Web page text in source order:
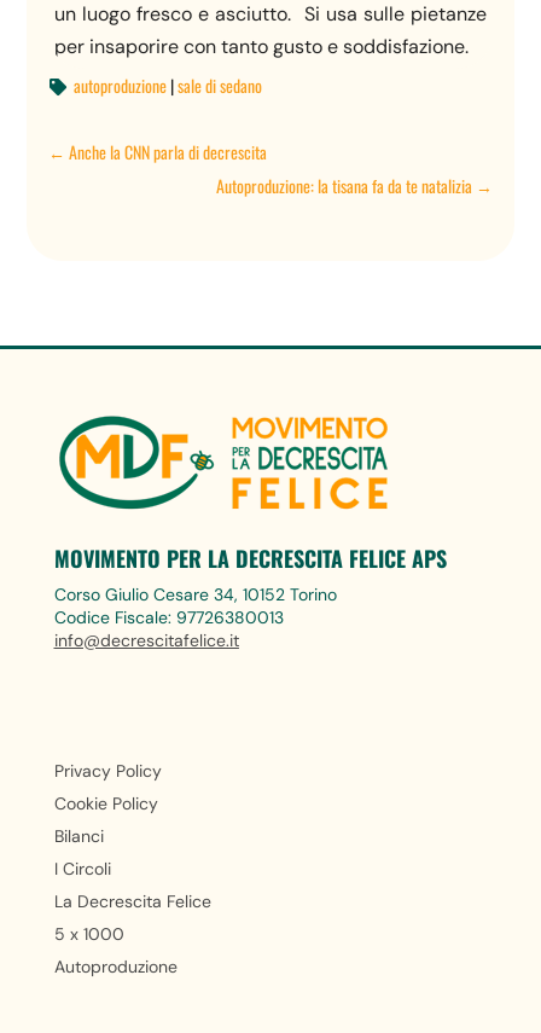
un luogo fresco e asciutto. Si usa sulle pietanze
per insaporire con tanto gusto e soddisfazione.
 autoproduzione|sale di sedano
←Anche la CNN parla di decrescita
Autoproduzione: la tisana fa da te natalizia →
MOVIMENTO PER LA DECRESCITA FELICE APS
Corso Giulio Cesare 34, 10152 Torino
Codice Fiscale: 97726380013
info@decrescitafelice.it
Privacy Policy
Cookie Policy
Bilanci
I Circoli
La Decrescita Felice
5 x 1000
Autoproduzione